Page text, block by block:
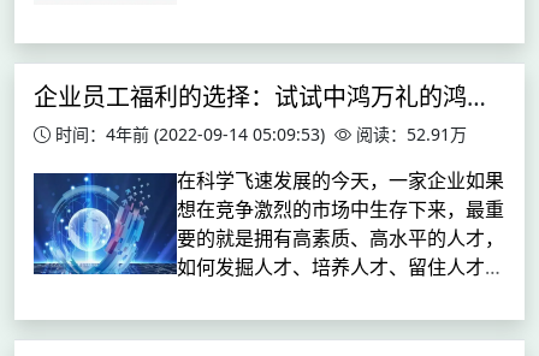
企业员工福利的选择：试试中鸿万礼的鸿礼金卡
时间：4年前 (2022-09-14 05:09:53) 阅读：52.91万
在科学飞速发展的今天，一家企业如果
想在竞争激烈的市场中生存下来，最重
要的就是拥有高素质、高水平的人才，
如何发掘人才、培养人才、留住人才是
很多公司都有属于自己的福利制度，但